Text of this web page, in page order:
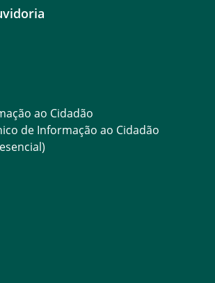
ao Cidadão
de Informação ao Cidadão